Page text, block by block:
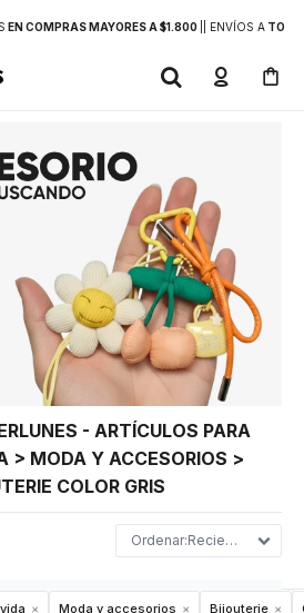
EN COMPRAS MAYORES A $1.800 | ENVÍOS ATODO
- ARTÍCULOS PARA
> MODA Y ACCESORIOS >
COLOR GRIS
Recientes
Moda y accesorios Bijouterie